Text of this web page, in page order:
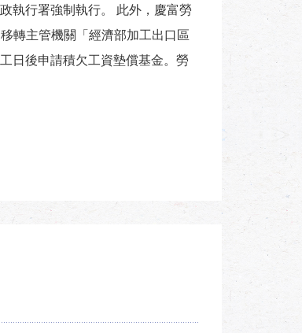
執行署強制執行。 此外，慶富勞
轉主管機關「經濟部加工出口區
日後申請積欠工資墊償基金。勞